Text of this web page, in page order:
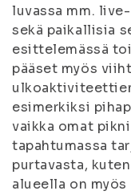
luvassa mm.
sekä paikallisia
esittelemässä
pääset myös
esimerkiksi
vaikka omat
tapahtumassa
purtavasta,
alueella on